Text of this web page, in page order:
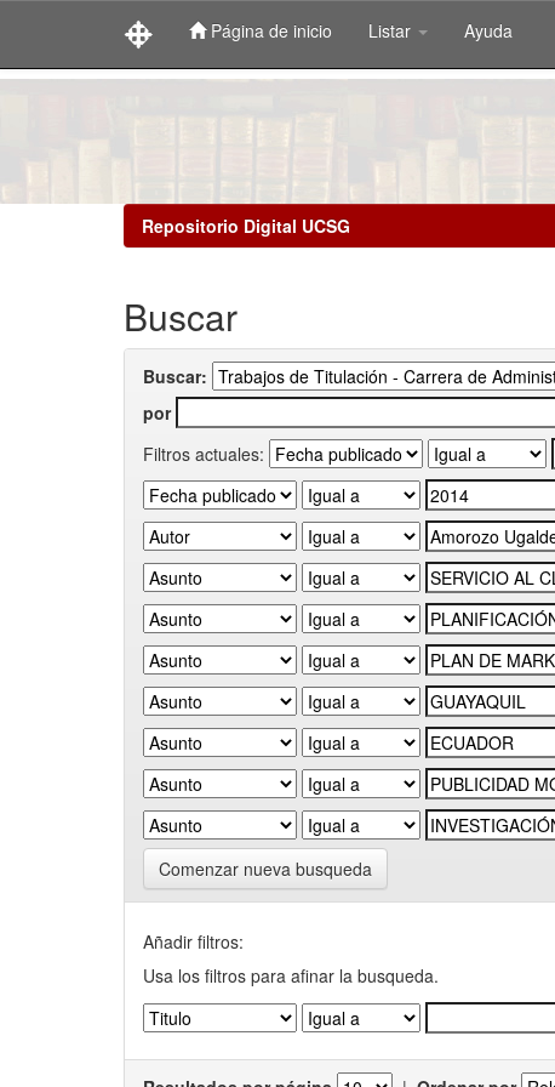
Página de inicio Listar Ayuda
Repositorio Digital UCSG
Buscar
Buscar:
por
Filtros actuales:
Comenzar nueva busqueda
Añadir filtros:
Usa los filtros para afinar la busqueda.